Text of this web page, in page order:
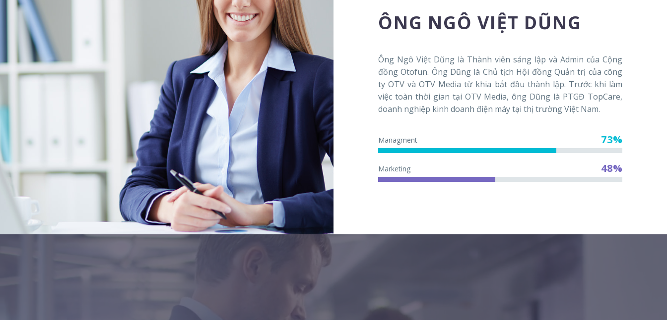
ÔNG NGÔ VIỆT DŨNG
Ông Ngô Việt Dũng là Thành viên sáng lập và Admin của Cộng
đồng Otofun. Ông Dũng là Chủ tịch Hội đồng Quản trị của công
ty OTV và OTV Media từ khia bắt đầu thành lập. Trước khi làm
việc toàn thời gian tại OTV Media, ông Dũng là PTGĐ TopCare,
doanh nghiệp kinh doanh điện máy tại thị trường Việt Nam.
Managment 73%
Marketing 48%